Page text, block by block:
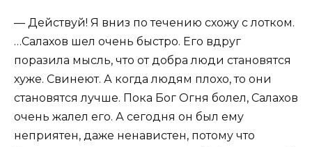
— Действуй! Я вниз по течению схожу с лотком.
…Салахов шел очень быстро. Его вдруг
поразила мысль, что от добра люди становятся
хуже. Свинеют. А когда людям плохо, то они
становятся лучше. Пока Бог Огня болел, Салахов
очень жалел его. А сегодня он был ему
неприятен, даже ненавистен, потому что